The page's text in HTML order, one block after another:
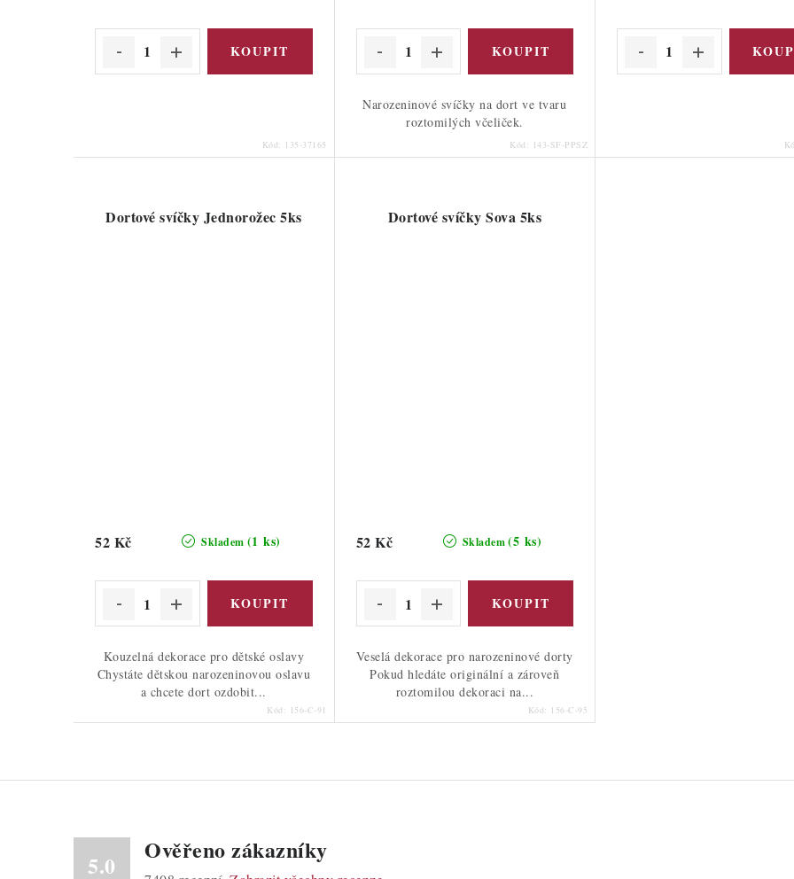
Kód: 135-37165
Narozeninové svíčky na dort ve tvaru
roztomilých včeliček.
Kód: 143-SF-PPSZ
Dortové svíčky Jednorožec 5ks
Skladem (1 ks)
52 Kč
Kouzelná dekorace pro dětské oslavy
Chystáte dětskou narozeninovou oslavu
a chcete dort ozdobit...
Kód: 156-C-91
Dortové svíčky Sova 5ks
Skladem(5 ks)
52 Kč
Veselá dekorace pro narozeninové dorty
Pokud hledáte originální a zároveň
roztomilou dekoraci na...
Kód: 156-C-95
5.0
Ověřeno zákazníky